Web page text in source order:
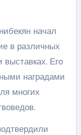
начал
в различных
Его
наградами
многих